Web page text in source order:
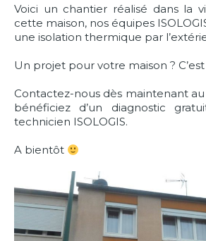
Voici un chantier réalisé dans la
cette maison, nos équipes
une isolation thermique par
Un projet pour votre maison ?
Contactez-nous dès maintenant
bénéficiez d’un diagnostic
technicien ISOLOGIS.
A bientôt